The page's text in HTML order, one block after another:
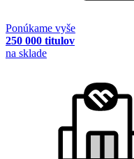
Ponúkame vyše
250 000 titulov
na sklade